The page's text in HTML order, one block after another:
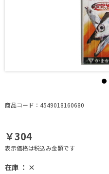
商品コード：4549018160680
￥304
表示価格は税込み金額です
在庫 ： ×